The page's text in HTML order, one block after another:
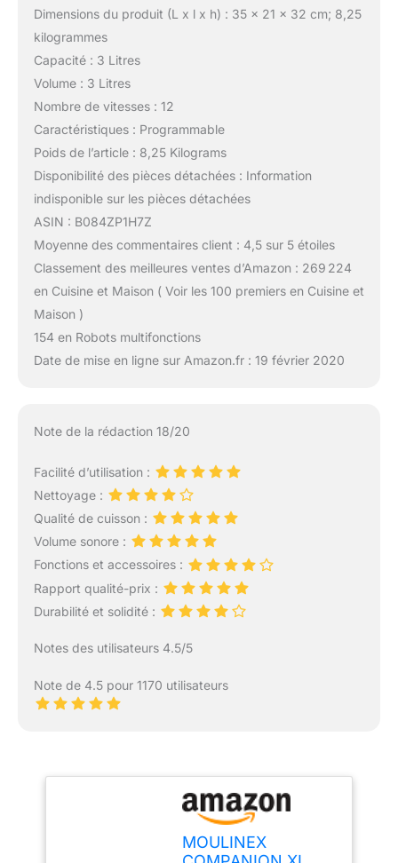
Dimensions du produit (L x l x h) : 35 x 21 x 32 cm; 8,25
kilogrammes
Capacité : 3 Litres
Volume : 3 Litres
Nombre de vitesses : 12
Caractéristiques : Programmable
Poids de l’article : 8,25 Kilograms
Disponibilité des pièces détachées : Information
indisponible sur les pièces détachées
ASIN : B084ZP1H7Z
Moyenne des commentaires client : 4,5 sur 5 étoiles
Classement des meilleures ventes d’Amazon : 269 224
en Cuisine et Maison ( Voir les 100 premiers en Cuisine et
Maison )
154 en Robots multifonctions
Date de mise en ligne sur Amazon.fr : 19 février 2020
Note de la rédaction 18/20
Facilité d’utilisation :
Nettoyage :
Qualité de cuisson :
Volume sonore :
Fonctions et accessoires :
Rapport qualité-prix :
Durabilité et solidité :
Notes des utilisateurs 4.5/5
Note de 4.5 pour 1170 utilisateurs
MOULINEX